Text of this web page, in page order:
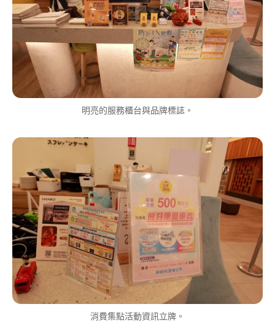
明亮的服務櫃台與品牌標誌。
消費集點活動資訊立牌。